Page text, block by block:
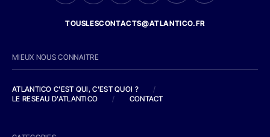
TOUSLESCONTACTS@ATLANTICO.FR
MIEUX NOUS CONNAITRE
ATLANTICO C'EST QUI, C'EST QUOI ?
/
LE RESEAU D'ATLANTICO
/ CONTACT